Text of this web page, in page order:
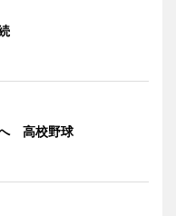
高校野球